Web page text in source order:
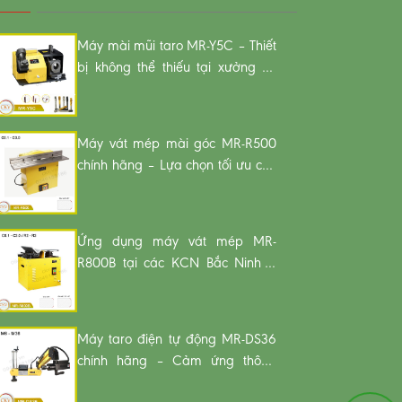
Máy mài mũi taro MR-Y5C – Thiết
bị không thể thiếu tại xưởng cơ
Máy vát mép mài góc MR-R500
chính hãng – Lựa chọn tối ưu cho
Ứng dụng máy vát mép MR-
R800B tại các KCN Bắc Ninh –
Máy taro điện tự động MR-DS36
chính hãng – Cảm ứng thông